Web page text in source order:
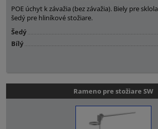
POE úchyt k závažia (bez závažia). Biely pre
šedý pre hliníkové stožiare.
Šedý
Bílý
Rameno pre stožiare SW